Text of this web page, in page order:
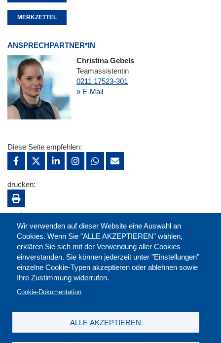
MERKZETTEL
ANSPRECHPARTNER*IN
Christina Gebels
Teamassistentin
0211 17523-301
» E-Mail
Wir verwenden auf dieser Website eine Auswahl an
Cookies. Wenn Sie "ALLE AKZEPTIEREN" wählen,
erklären Sie sich mit der Verwendung aller Cookies
einverstanden. Sie können jederzeit unter "Einstellungen"
einzelne Cookie-Typen akzeptieren oder ablehnen sowie
Ihre Zustimmung widerrufen.
Cookie-Dokumentation
ALLE AKZEPTIEREN
Diese Seite empfehlen:
drucken:
merken: